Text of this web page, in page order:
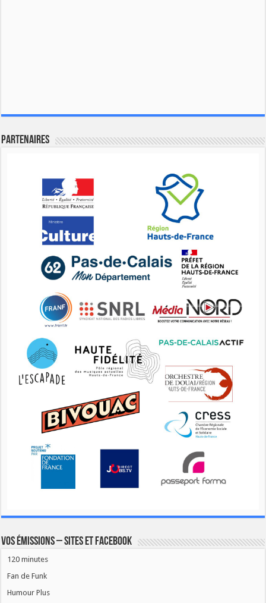
Partenaires
Vos émissions – Sites et Facebook
120 minutes
Fan de Funk
Humour Plus